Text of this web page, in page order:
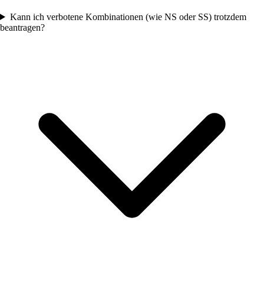
Kann ich verbotene Kombinationen (wie NS oder SS) trotzdem
beantragen?